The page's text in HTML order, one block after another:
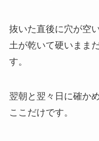
抜いた直後に穴が空
土が乾いて硬いまま
す。
翌朝と翌々日に確か
ここだけです。